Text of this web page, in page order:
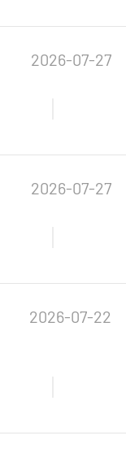
2026-07-27
2026-07-27
2026-07-22